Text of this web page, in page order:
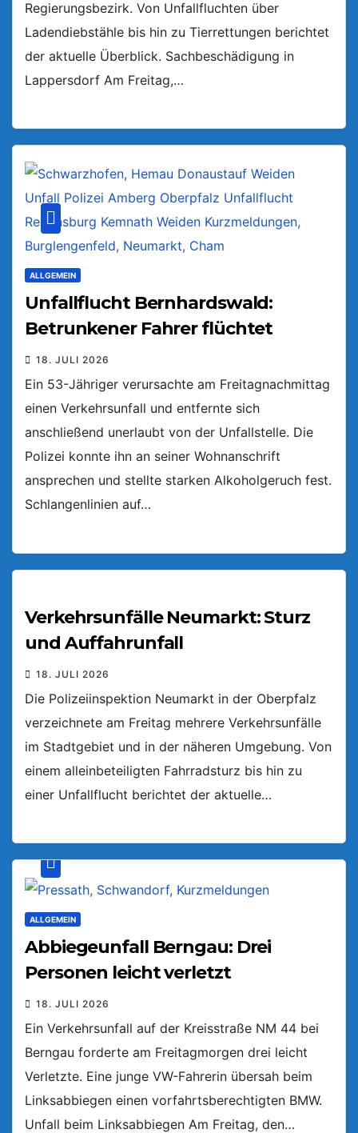
Regierungsbezirk. Von Unfallfluchten über
Ladendiebstähle bis hin zu Tierrettungen berichtet
der aktuelle Überblick. Sachbeschädigung in
Lappersdorf Am Freitag,…
ALLGEMEIN
Unfallflucht Bernhardswald:
Betrunkener Fahrer flüchtet
18. JULI 2026
Ein 53-Jähriger verursachte am Freitagnachmittag
einen Verkehrsunfall und entfernte sich
anschließend unerlaubt von der Unfallstelle. Die
Polizei konnte ihn an seiner Wohnanschrift
ansprechen und stellte starken Alkoholgeruch fest.
Schlangenlinien auf…
Verkehrsunfälle Neumarkt: Sturz
und Auffahrunfall
18. JULI 2026
Die Polizeiinspektion Neumarkt in der Oberpfalz
verzeichnete am Freitag mehrere Verkehrsunfälle
im Stadtgebiet und in der näheren Umgebung. Von
einem alleinbeteiligten Fahrradsturz bis hin zu
einer Unfallflucht berichtet der aktuelle…
ALLGEMEIN
Abbiegeunfall Berngau: Drei
Personen leicht verletzt
18. JULI 2026
Ein Verkehrsunfall auf der Kreisstraße NM 44 bei
Berngau forderte am Freitagmorgen drei leicht
Verletzte. Eine junge VW-Fahrerin übersah beim
Linksabbiegen einen vorfahrtsberechtigten BMW.
Unfall beim Linksabbiegen Am Freitag, den…